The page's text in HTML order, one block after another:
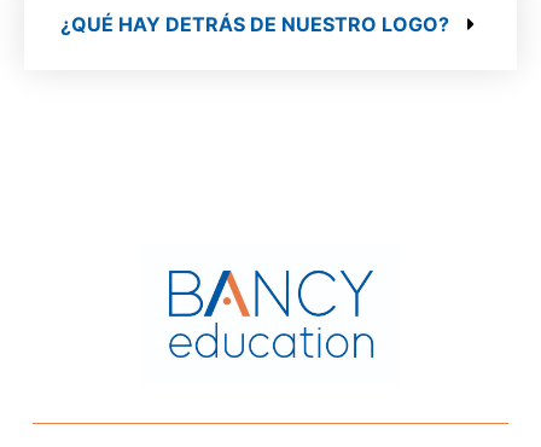
¿QUÉ HAY DETRÁS DE NUESTRO LOGO?